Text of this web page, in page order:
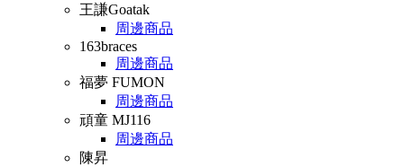
王謙Goatak
周邊商品
163braces
周邊商品
福夢 FUMON
周邊商品
頑童 MJ116
周邊商品
陳昇